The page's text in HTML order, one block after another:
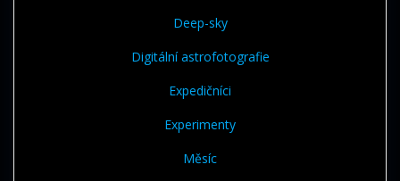
Deep-sky
Digitální astrofotografie
Expedičníci
Experimenty
Měsíc